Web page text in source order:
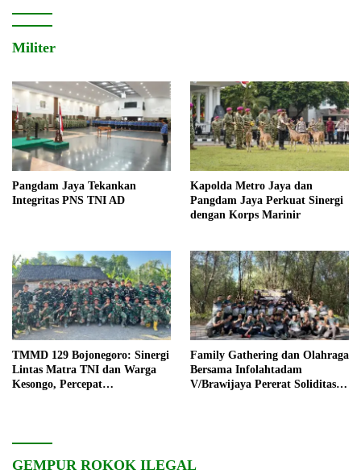
Militer
Pangdam Jaya Tekankan
Integritas PNS TNI AD
Kapolda Metro Jaya dan
Pangdam Jaya Perkuat Sinergi
dengan Korps Marinir
TMMD 129 Bojonegoro: Sinergi
Lintas Matra TNI dan Warga
Kesongo, Percepat
Family Gathering dan Olahraga
Bersama Infolahtadam
V/Brawijaya Pererat Soliditas
GEMPUR ROKOK ILEGAL